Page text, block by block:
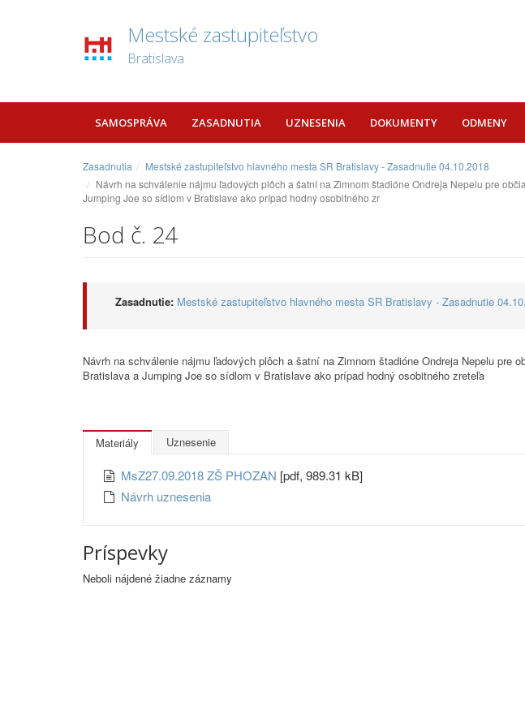
Mestské zastupiteľstvo
Bratislava
SAMOSPRÁVA ZASADNUTIA UZNESENIA DOKUMENTY ODMENY
Zasadnutia
Mestské zastupiteľstvo hlavného mesta SR Bratislavy - Zasadnutie 04.10.2018
Návrh na schválenie nájmu ľadových plôch a šatní na Zimnom štadióne Ondreja Nepelu pre
Jumping Joe so sídlom v Bratislave ako prípad hodný osobitného zr
Bod č. 24
Zasadnutie: Mestské zastupiteľstvo hlavného mesta SR Bratislavy - Zasadnutie
Návrh na schválenie nájmu ľadových plôch a šatní na Zimnom štadióne Ondreja Nepelu
Bratislava a Jumping Joe so sídlom v Bratislave ako prípad hodný osobitného zreteľa
Materiály Uznesenie
MsZ27.09.2018 ZŠ PHOZAN [pdf, 989.31 kB]
Návrh uznesenia
Príspevky
Neboli nájdené žiadne záznamy